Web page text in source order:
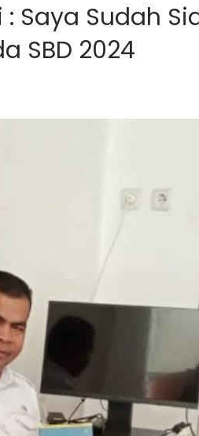
Saya Sudah
SBD 2024